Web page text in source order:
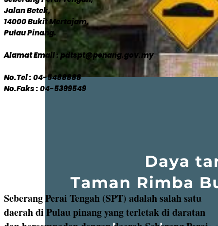
Jalan Betek,
14000 Bukit Mertajam,
Pulau Pinang.
Alamat Email : pdtspt@penang.gov.my
No.Tel : 04-5488888
No.Faks : 04-5399549
Seberang Perai Tengah (SPT) adalah salah satu
daerah di Pulau pinang yang terletak di daratan